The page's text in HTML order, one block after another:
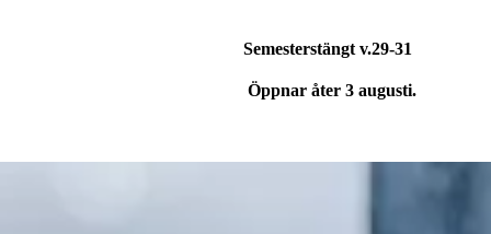
Semesterstängt v.29-31
Öppnar åter 3 augusti.